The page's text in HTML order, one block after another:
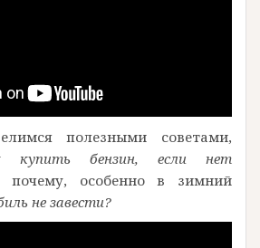
полезными советами,
купить бензин, если нет
особенно в зимний
не завести?